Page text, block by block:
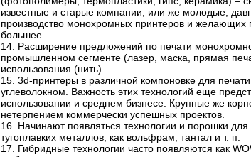
известные и старые компании, или же молодые,
производство монохромных принтеров и желающих
большее.
14. Расширение предложений по печати
промышленном сегменте (лазер, маска, прямая
использования (нить).
15. 3d-принтеры в различной компоновке для
углеволокном. Важность этих технологий еще
использовании и среднем бизнесе. Крупные же
нетерпением коммерчески успешных проектов.
16. Начинают появляться технологии и порошки для
тугоплавких металлов, как вольфрам, тантал и т. п.
17. Гибридные технологии часто появляются как